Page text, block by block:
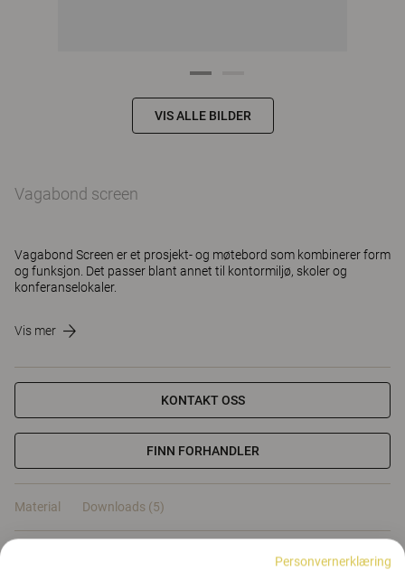
VIS ALLE BILDER
Vagabond screen
Vagabond Screen er et prosjekt- og møtebord som kombinerer form
og funksjon. Det passer blant annet til kontormiljø, skoler og
konferanselokaler.
Vis mer
KONTAKT OSS
FINN FORHANDLER
Material Downloads (5)
Personvernerklæring